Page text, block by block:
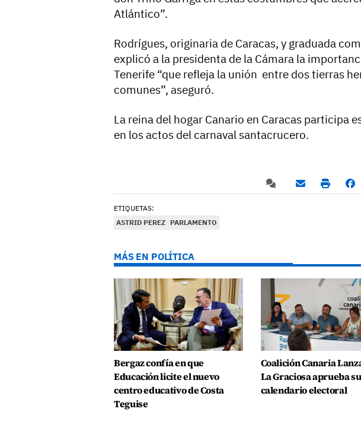
Atlántico”.
Rodrígues, originaria de Caracas, y graduada
explicó a la presidenta de la Cámara la
Tenerife “que refleja la unión entre dos tierras
comunes”, aseguró.
La reina del hogar Canario en Caracas participa
en los actos del carnaval santacrucero.
ETIQUETAS:
ASTRID PEREZ PARLAMENTO
MÁS EN POLÍTICA
Bergaz confía en que
Educación licite el nuevo
centro educativo de Costa
Teguise
Coalición Canaria
La Graciosa aprueba su
calendario electoral